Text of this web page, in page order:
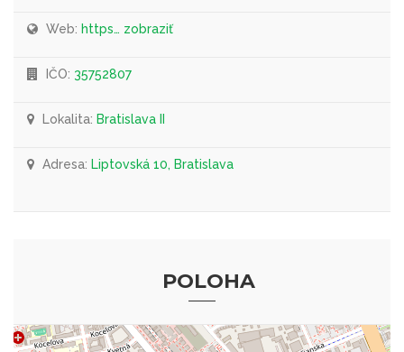
Web: https… zobraziť
IČO: 35752807
Lokalita: Bratislava II
Adresa: Liptovská 10, Bratislava
POLOHA